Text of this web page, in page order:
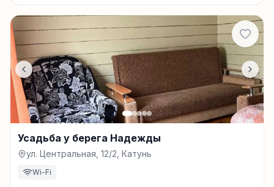
Усадьба у берега Надежды
ул. Центральная, 12/2, Катунь
Wi-Fi